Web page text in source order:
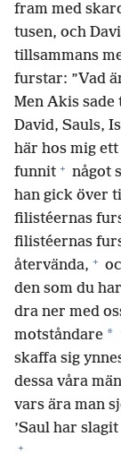
fram med
tusen, och
tillsammans
furstar: ”Vad
Men Akis
David, Sauls,
här hos mig
funnit + något
han gick över
filistéernas
filistéernas
återvända, +
den som du
dra ner med
motståndare *
skaffa sig
dessa våra
vars ära man
’Saul har
+